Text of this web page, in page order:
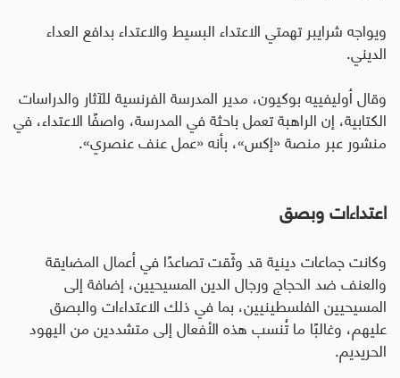
ويواجه شرايبر تهمتي الاعتداء البسيط والاعتداء بدافع العداء
الديني.
وقال أوليفييه بوكيون، مدير المدرسة الفرنسية للآثار والدراسات
الكتابية، إن الراهبة تعمل باحثة في المدرسة، واصفًا الاعتداء، في
منشور عبر منصة «إكس»، بأنه «عمل عنف عنصري».
اعتداءات وبصق
وكانت جماعات دينية قد وثّقت تصاعدًا في أعمال المضايقة
والعنف ضد الحجاج ورجال الدين المسيحيين، إضافة إلى
المسيحيين الفلسطينيين، بما في ذلك الاعتداءات والبصق
عليهم، وغالبًا ما تُنسب هذه الأفعال إلى متشددين من اليهود
الحريديم.